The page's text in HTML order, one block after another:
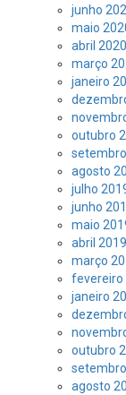
junho
maio
abril 2020
março
janeiro
outubro
agosto
julho
junho
maio
abril 2019
março
fevereiro
janeiro
outubro
agosto